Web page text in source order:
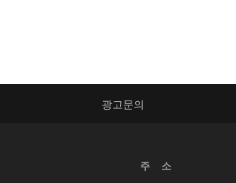
광고문의
주 소